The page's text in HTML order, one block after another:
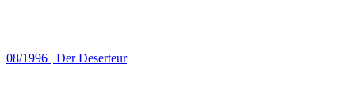
08/1996 | Der Deserteur